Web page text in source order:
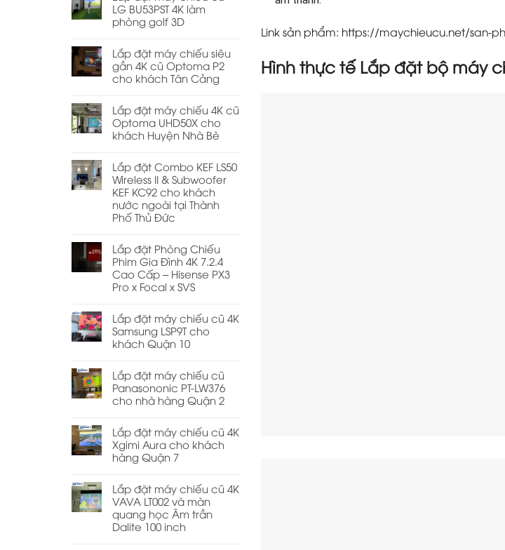
LG BU53PST 4K làm
phòng golf 3D
Lắp đặt máy chiếu siêu
gần 4K cũ Optoma P2
cho khách Tân Cảng
Lắp đặt máy chiếu 4K cũ
Optoma UHD50X cho
khách Huyện Nhà Bè
Lắp đặt Combo KEF LS50
Wireless II & Subwoofer
KEF KC92 cho khách
nước ngoài tại Thành
Phố Thủ Đức
Lắp đặt Phòng Chiếu
Phim Gia Đình 4K 7.2.4
Cao Cấp – Hisense PX3
Pro x Focal x SVS
Lắp đặt máy chiếu cũ 4K
Samsung LSP9T cho
khách Quận 10
Lắp đặt máy chiếu cũ
Panasononic PT-LW376
cho nhà hàng Quận 2
Lắp đặt máy chiếu cũ 4K
Xgimi Aura cho khách
hàng Quận 7
Lắp đặt máy chiếu cũ 4K
VAVA LT002 và màn
quang học Âm trần
Dalite 100 inch
Link sản phẩm: https://maychieucu.net/san-
Hình thực tế Lắp đặt bộ máy